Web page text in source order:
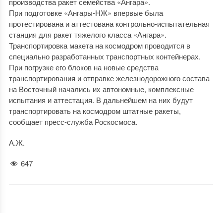
При подготовке «Ангары-НЖ» впервые была
протестирована и аттестована контрольно-испытательная
станция для ракет тяжелого класса «Ангара».
Транспортировка макета на космодром проводится в
специально разработанных транспортных контейнерах.
При погрузке его блоков на новые средства
транспортирования и отправке железнодорожного состава
на Восточный начались их автономные, комплексные
испытания и аттестация. В дальнейшем на них будут
транспортировать на космодром штатные ракеты,
сообщает пресс-служба Роскосмоса.
А.Ж.
647